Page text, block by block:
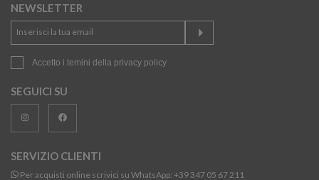
NEWSLETTER
Accetto i temini della privacy policy
SEGUICI SU
SERVIZIO CLIENTI
Per acquisti online scrivici su WhatsApp: +39 347 05 67 211